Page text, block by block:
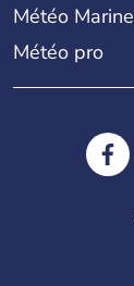
Météo Marine
Météo pro